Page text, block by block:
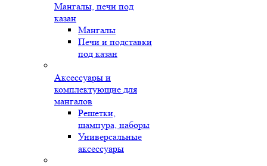
Мангалы, печи под
казан
Мангалы
Печи и подставки
под казан
Аксессуары и
комплектующие для
мангалов
Решетки,
шампура, наборы
Универсальные
аксессуары